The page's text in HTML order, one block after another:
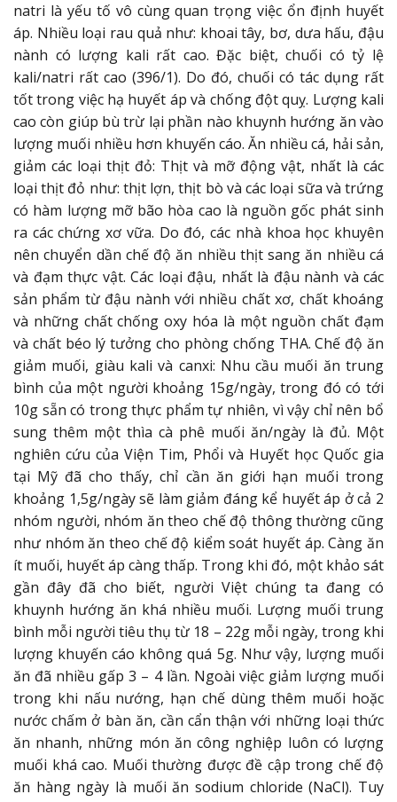
natri là yếu tố vô cùng quan trọng việc ổn định huyết
áp. Nhiều loại rau quả như: khoai tây, bơ, dưa hấu, đậu
nành có lượng kali rất cao. Đặc biệt, chuối có tỷ lệ
kali/natri rất cao (396/1). Do đó, chuối có tác dụng rất
tốt trong việc hạ huyết áp và chống đột quỵ. Lượng kali
cao còn giúp bù trừ lại phần nào khuynh hướng ăn vào
lượng muối nhiều hơn khuyến cáo. Ăn nhiều cá, hải sản,
giảm các loại thịt đỏ: Thịt và mỡ động vật, nhất là các
loại thịt đỏ như: thịt lợn, thịt bò và các loại sữa và trứng
có hàm lượng mỡ bão hòa cao là nguồn gốc phát sinh
ra các chứng xơ vữa. Do đó, các nhà khoa học khuyên
nên chuyển dần chế độ ăn nhiều thịt sang ăn nhiều cá
và đạm thực vật. Các loại đậu, nhất là đậu nành và các
sản phẩm từ đậu nành với nhiều chất xơ, chất khoáng
và những chất chống oxy hóa là một nguồn chất đạm
và chất béo lý tưởng cho phòng chống THA. Chế độ ăn
giảm muối, giàu kali và canxi: Nhu cầu muối ăn trung
bình của một người khoảng 15g/ngày, trong đó có tới
10g sẵn có trong thực phẩm tự nhiên, vì vậy chỉ nên bổ
sung thêm một thìa cà phê muối ăn/ngày là đủ. Một
nghiên cứu của Viện Tim, Phổi và Huyết học Quốc gia
tại Mỹ đã cho thấy, chỉ cần ăn giới hạn muối trong
khoảng 1,5g/ngày sẽ làm giảm đáng kể huyết áp ở cả 2
nhóm người, nhóm ăn theo chế độ thông thường cũng
như nhóm ăn theo chế độ kiểm soát huyết áp. Càng ăn
ít muối, huyết áp càng thấp. Trong khi đó, một khảo sát
gần đây đã cho biết, người Việt chúng ta đang có
khuynh hướng ăn khá nhiều muối. Lượng muối trung
bình mỗi người tiêu thụ từ 18 – 22g mỗi ngày, trong khi
lượng khuyến cáo không quá 5g. Như vậy, lượng muối
ăn đã nhiều gấp 3 – 4 lần. Ngoài việc giảm lượng muối
trong khi nấu nướng, hạn chế dùng thêm muối hoặc
nước chấm ở bàn ăn, cần cẩn thận với những loại thức
ăn nhanh, những món ăn công nghiệp luôn có lượng
muối khá cao. Muối thường được đề cập trong chế độ
ăn hàng ngày là muối ăn sodium chloride (NaCl). Tuy